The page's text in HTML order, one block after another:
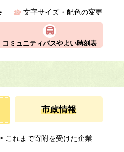
文字サイズ・配色の変更
コミュニティバスやよい時刻表
市政情報
これまで寄附を受けた企業